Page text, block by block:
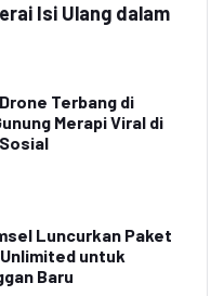
Isi Ulang dalam
Terbang di
Merapi Viral di
Luncurkan Paket
untuk
Baru